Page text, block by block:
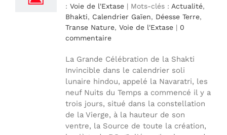
: Voie de l'Extase | Mots-clés : Actualité,
Bhakti, Calendrier Gaïen, Déesse Terre,
Transe Nature, Voie de l'Extase | 0
commentaire
La Grande Célébration de la Shakti
Invincible dans le calendrier soli
lunaire hindou, appelé la Navaratri, les
neuf Nuits du Temps a commencé il y a
trois jours, situé dans la constellation
de la Vierge, à la hauteur de son
ventre, la Source de toute la création,